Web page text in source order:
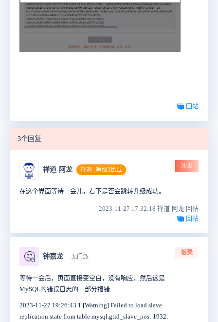
回帖
3个回复
禅道-阿龙 释迦 | 等级3比丘
沙发
在这个界面等待一会儿，看下是否会跳转升级成功。
2023-11-27 17:32:18 禅道-阿龙 回帖
回帖
🤔 钟嘉龙 无门派
板凳
等待一会后，页面直接变空白，没有响应，然后这是
MySQL的错误日志的一部分报错
2023-11-27 19:26:43 1 [Warning] Failed to load slave
replication state from table mysql.gtid_slave_pos: 1932: